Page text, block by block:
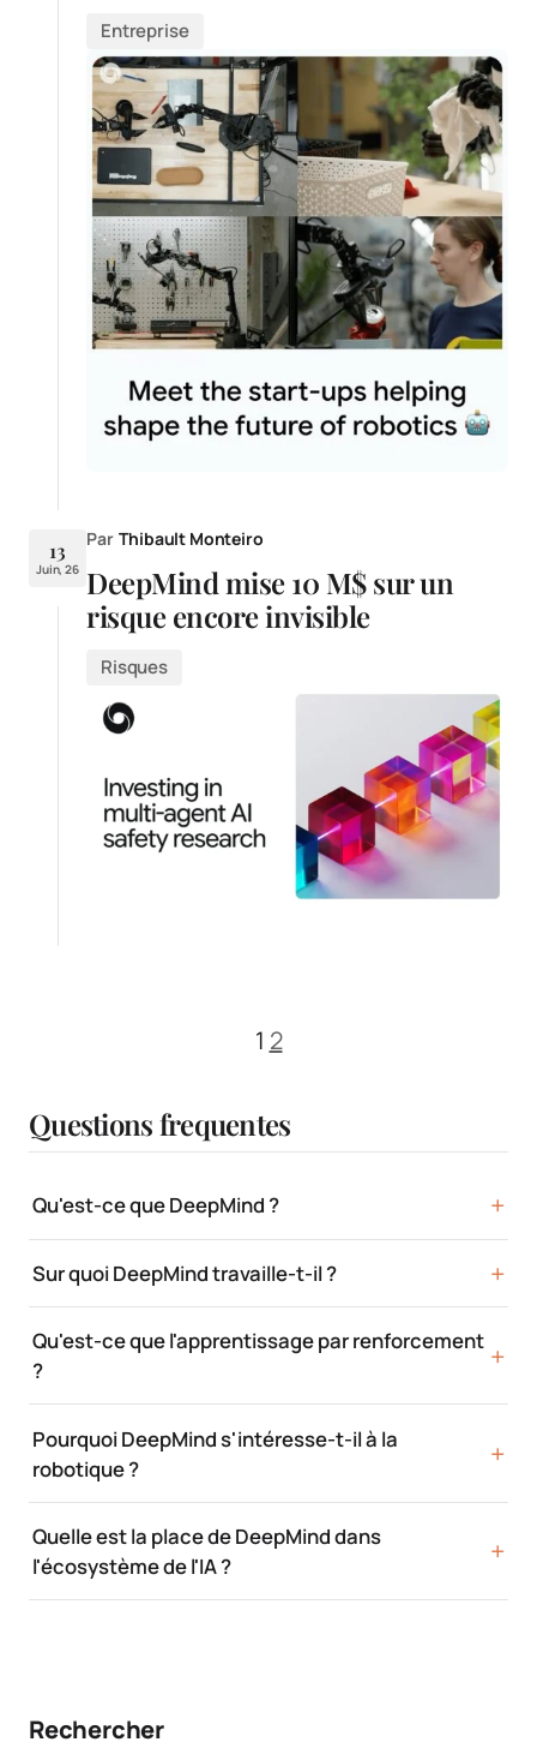
Entreprise
13
Juin, 26
Par Thibault Monteiro
DeepMind mise 10 M$ sur un
risque encore invisible
Risques
1 2
Questions frequentes
Qu'est-ce que DeepMind ?
Sur quoi DeepMind travaille-t-il ?
Qu'est-ce que l'apprentissage par renforcement
?
Pourquoi DeepMind s'intéresse-t-il à la
robotique ?
Quelle est la place de DeepMind dans
l'écosystème de l'IA ?
Rechercher